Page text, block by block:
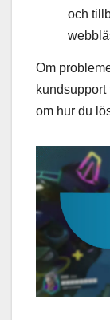
och
Om
om hur du